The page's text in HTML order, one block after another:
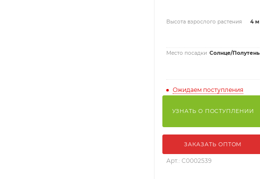
Высота взрослого растения 4 м
Место посадки Солнце/Полутень
Ожидаем поступления
УЗНАТЬ О ПОСТУПЛЕНИИ
ЗАКАЗАТЬ ОПТОМ
Арт.: С0002539